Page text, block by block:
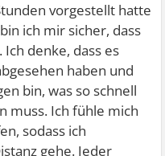
vorgestellt hatte
ich mir sicher, dass
denke, dass es
haben und
bin, was so schnell
muss. Ich fühle mich
sodass ich
gehe. Jeder